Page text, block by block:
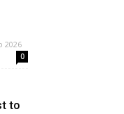
2026
0
to